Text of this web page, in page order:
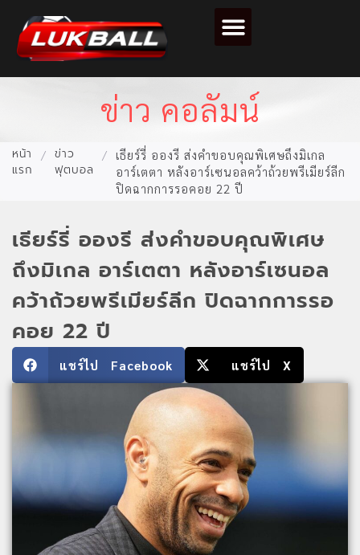
ข่าว คอลัมน์
หน้า
แรก
/ ข่าว
ฟุตบอล
/
เธียร์รี่ อองรี ส่งคำขอบคุณพิเศษถึงมิเกล
อาร์เตตา หลังอาร์เซนอลคว้าถ้วยพรีเมียร์ลีก
ปิดฉากการรอคอย 22 ปี
เธียร์รี่ อองรี ส่งคำขอบคุณพิเศษ
ถึงมิเกล อาร์เตตา หลังอาร์เซนอล
คว้าถ้วยพรีเมียร์ลีก ปิดฉากการรอ
คอย 22 ปี
แชร์ไป Facebook แชร์ไป X